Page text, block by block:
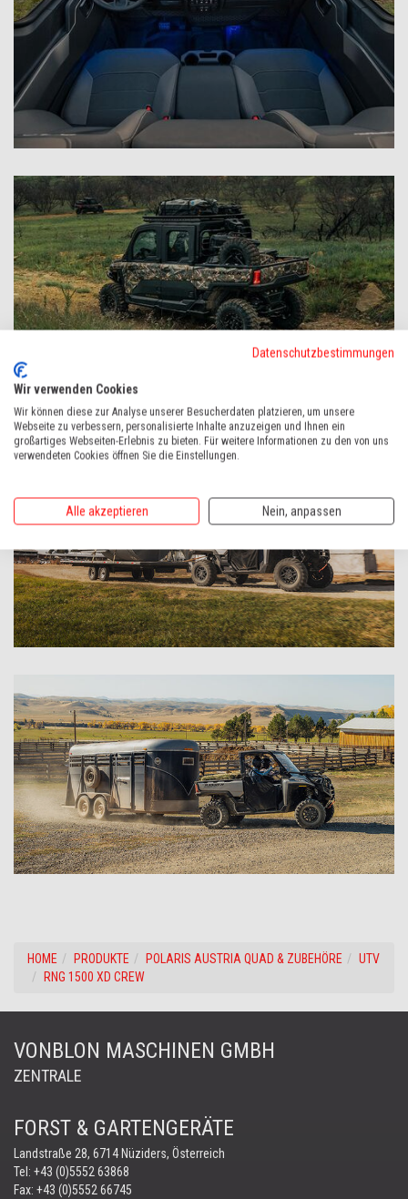
HOME PRODUKTE POLARIS AUSTRIA QUAD & ZUBEHÖRE
UTV
RNG 1500 XD CREW
VONBLON MASCHINEN GMBH
ZENTRALE
FORST & GARTENGERÄTE
Landstraße 28, 6714 Nüziders, Österreich
Tel: +43 (0)5552 63868
Fax: +43 (0)5552 66745
Datenschutzbestimmungen
Wir verwenden Cookies
Wir können diese zur Analyse unserer Besucherdaten platzieren, um unsere
Webseite zu verbessern, personalisierte Inhalte anzuzeigen und Ihnen ein
großartiges Webseiten-Erlebnis zu bieten. Für weitere Informationen zu den von uns
verwendeten Cookies öffnen Sie die Einstellungen.
Alle akzeptieren Nein, anpassen